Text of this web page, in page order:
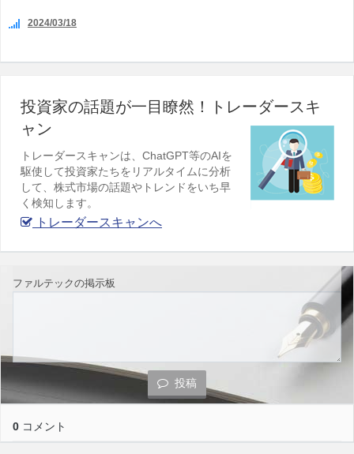
2024/03/18
投資家の話題が一目瞭然！トレーダースキ
ャン
トレーダースキャンは、ChatGPT等のAIを
駆使して投資家たちをリアルタイムに分析
して、株式市場の話題やトレンドをいち早
く検知します。
トレーダースキャンへ
ファルテックの掲示板
投稿
0 コメント